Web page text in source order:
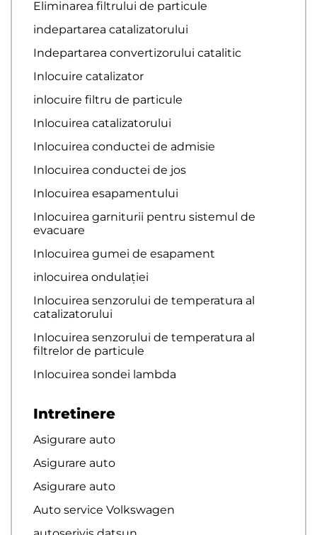
Eliminarea filtrului de particule
indepartarea catalizatorului
Indepartarea convertizorului catalitic
Inlocuire catalizator
inlocuire filtru de particule
Inlocuirea catalizatorului
Inlocuirea conductei de admisie
Inlocuirea conductei de jos
Inlocuirea esapamentului
Inlocuirea garniturii pentru sistemul de
evacuare
Inlocuirea gumei de esapament
inlocuirea ondulației
Inlocuirea senzorului de temperatura al
catalizatorului
Inlocuirea senzorului de temperatura al
filtrelor de particule
Inlocuirea sondei lambda
Intretinere
Asigurare auto
Asigurare auto
Asigurare auto
Auto service Volkswagen